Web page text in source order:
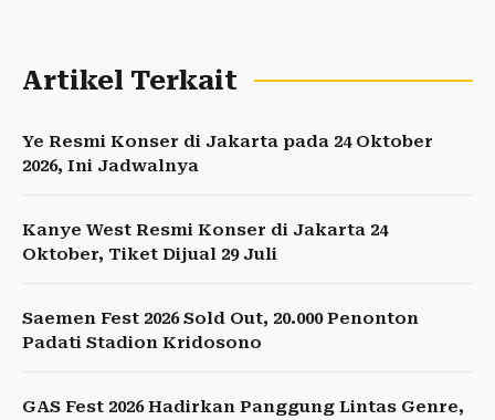
Artikel Terkait
Ye Resmi Konser di Jakarta pada 24 Oktober
2026, Ini Jadwalnya
Kanye West Resmi Konser di Jakarta 24
Oktober, Tiket Dijual 29 Juli
Saemen Fest 2026 Sold Out, 20.000 Penonton
Padati Stadion Kridosono
GAS Fest 2026 Hadirkan Panggung Lintas Genre,